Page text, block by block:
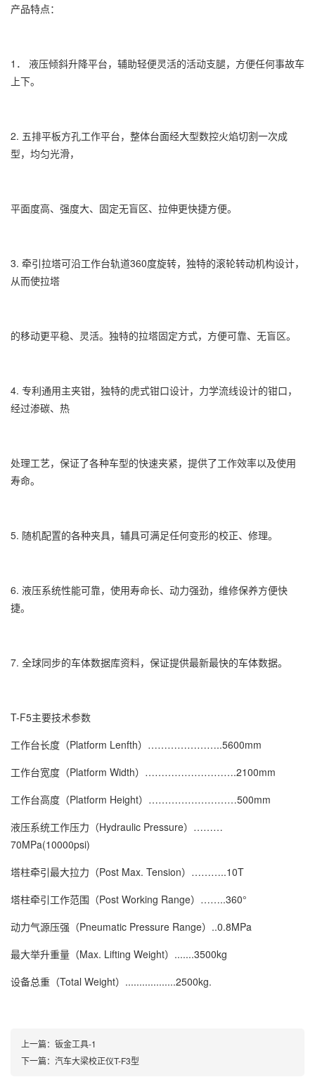
产品特点：
1． 液压倾斜升降平台，辅助轻便灵活的活动支腿，方便任何事故车
上下。
2. 五排平板方孔工作平台，整体台面经大型数控火焰切割一次成
型，均匀光滑，
平面度高、强度大、固定无盲区、拉伸更快捷方便。
3. 牵引拉塔可沿工作台轨道360度旋转，独特的滚轮转动机构设计，
从而使拉塔
的移动更平稳、灵活。独特的拉塔固定方式，方便可靠、无盲区。
4. 专利通用主夹钳，独特的虎式钳口设计，力学流线设计的钳口，
经过渗碳、热
处理工艺，保证了各种车型的快速夹紧，提供了工作效率以及使用
寿命。
5. 随机配置的各种夹具，辅具可满足任何变形的校正、修理。
6. 液压系统性能可靠，使用寿命长、动力强劲，维修保养方便快
捷。
7. 全球同步的车体数据库资料，保证提供最新最快的车体数据。
T-F5主要技术参数
工作台长度（Platform Lenfth）…………………..5600mm
工作台宽度（Platform Width）……………………….2100mm
工作台高度（Platform Height）………………………500mm
液压系统工作压力（Hydraulic Pressure）………
70MPa(10000psi)
塔柱牵引最大拉力（Post Max. Tension）………..10T
塔柱牵引工作范围（Post Working Range）……..360°
动力气源压强（Pneumatic Pressure Range）..0.8MPa
最大举升重量（Max. Lifting Weight）.......3500kg
设备总重（Total Weight）..................2500kg.
上一篇： 钣金工具-1
下一篇： 汽车大梁校正仪T-F3型